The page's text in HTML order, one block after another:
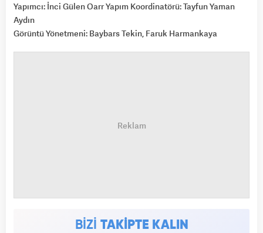
Yapımcı: İnci Gülen Oarr Yapım Koordinatörü: Tayfun Yaman
Aydın
Görüntü Yönetmeni: Baybars Tekin, Faruk Harmankaya
BİZİ TAKİPTE KALIN